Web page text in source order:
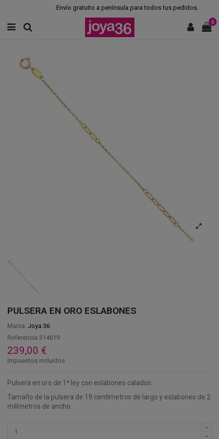
Envío gratuito a península para todos tus pedidos.
0
PULSERA EN ORO ESLABONES
Marca: Joya 36
Referencia 314619
239,00 €
Impuestos incluidos
Pulsera en oro de 1ª ley con eslabones calados.
Tamaño de la pulsera de 19 centímetros de largo y eslabones de 2
milímetros de ancho.